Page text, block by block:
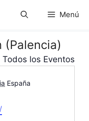
Menú
(Palencia)
Todos los Eventos
España